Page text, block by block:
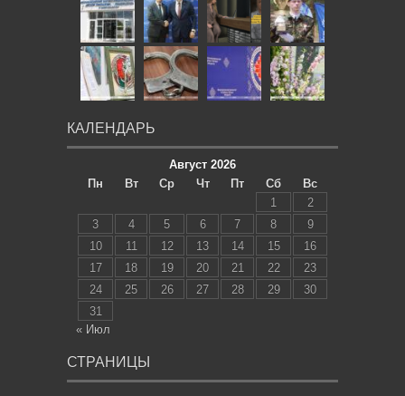
КАЛЕНДАРЬ
Август 2026
Пн
Вт Ср Чт Пт Сб
Вс
1
2
3
4 5 6 7 8
9
10
11 12 13 14 15
16
17
18 19 20 21 22
23
24
25 26 27 28 29
30
31
« Июл
СТРАНИЦЫ